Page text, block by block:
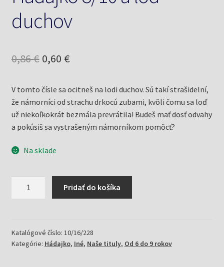
duchov
0,86€ Pôvodná
bola:
0,86 €.
0,60 €Aktuálna
je:
0,60 €.
V tomto čísle sa ocitneš na lodi duchov. Sú takí strašidelní,
že námorníci od strachu drkocú zubami, kvôli čomu sa loď
už niekoľkokrát bezmála prevrátila! Budeš mať dosť odvahy
a pokúsiš sa vystrašeným námorníkom pomôcť?
Na sklade
loď
duchov
Pridať do košíka
Katalógové číslo: 10/16/228
Kategórie: Hádajko, Iné, Naše tituly, Od 6 do 9 rokov